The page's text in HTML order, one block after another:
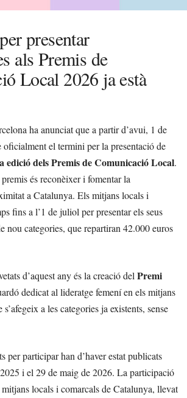
presentar
als Premis de
Local 2026 ja està
ha anunciat que a partir d’avui, 1 de
oficialment el termini per la presentació de
edició dels Premis de Comunicació Local.
premis és reconèixer i fomentar la
a Catalunya. Els mitjans locals i
fins a l’1 de juliol per presentar els seus
nou categories, que repartiran 42.000 euros
d’aquest any és la creació del Premi
dedicat al lideratge femení en els mitjans
a les categories ja existents, sense
per participar han d’haver estat publicats
i el 29 de maig de 2026. La participació
mitjans locals i comarcals de Catalunya, llevat